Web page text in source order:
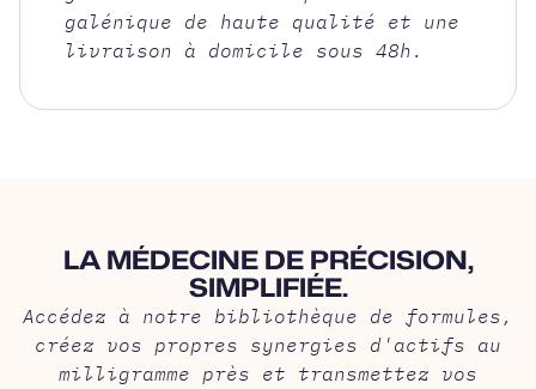
galénique de haute qualité et une
livraison à domicile sous 48h.
LA MÉDECINE DE PRÉCISION,
SIMPLIFIÉE.
Accédez à notre bibliothèque de formules,
créez vos propres synergies d'actifs au
milligramme près et transmettez vos